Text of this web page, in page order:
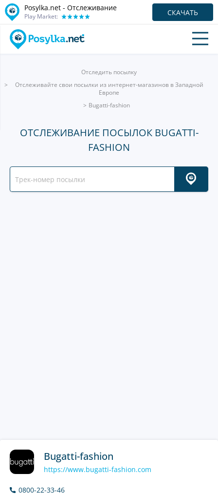
Posylka.net - Отслеживание
Play Market: СКАЧАТЬ
Отследить посылку
Отслеживайте свои посылки из интернет-магазинов в Западной
Европе
Bugatti-fashion
ОТСЛЕЖИВАНИЕ ПОСЫЛОК BUGATTI-
FASHION
Bugatti-fashion
https://www.bugatti-fashion.com
0800-22-33-46